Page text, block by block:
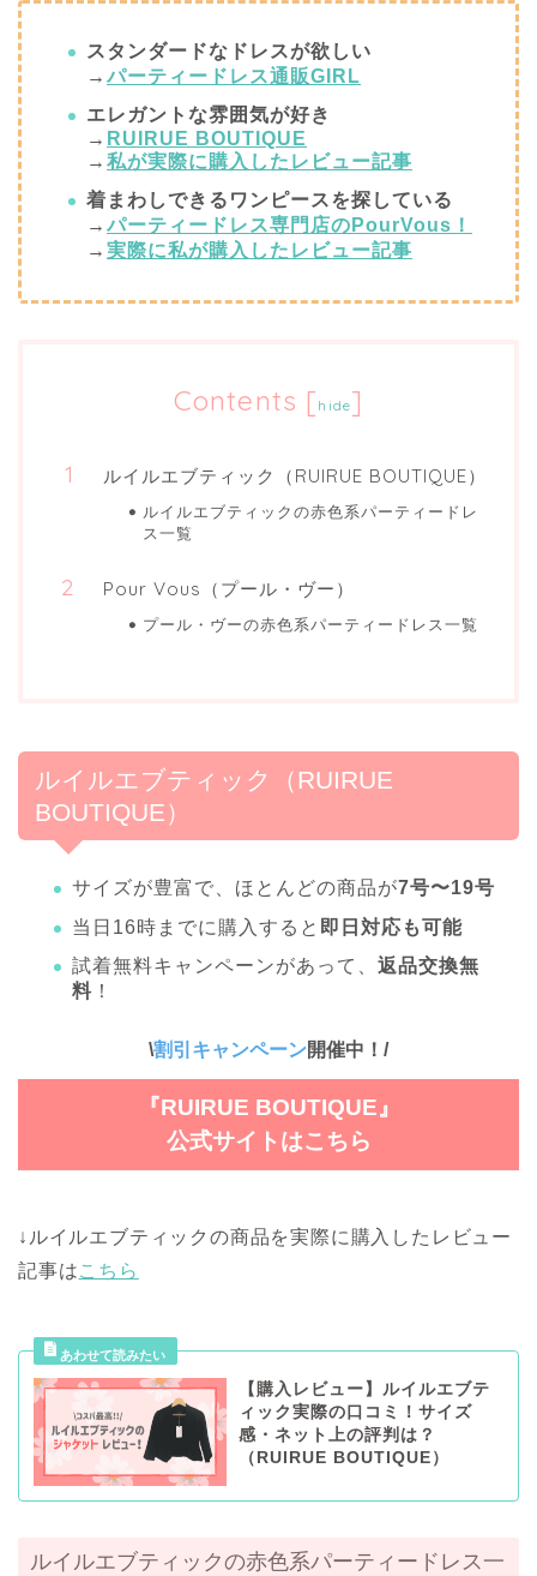
スタンダードなドレスが欲しい
→ パーティードレス通販GIRL
エレガントな雰囲気が好き
→ RUIRUE BOUTIQUE
→ 私が実際に購入したレビュー記事
着まわしできるワンピースを探している
→ パーティードレス専門店の PourVous ！
→ 実際に私が購入したレビュー記事
Contents [ hide]
ルイルエブティック（RUIRUE BOUTIQUE）
ルイルエブティックの赤色系パーティードレ
ス一覧
Pour Vous（プール・ヴー）
プール・ヴーの赤色系パーティードレス一覧
ルイルエブティック（RUIRUE
BOUTIQUE）
サイズが豊富で、ほとんどの商品が7号〜19号
当日16時までに購入すると 即日対応も可能
試着無料キャンペーンがあって、 返品交換無
料 ！
\割引キャンペーン開催中 ！ /
『RUIRUE BOUTIQUE』
公式サイトはこちら
↓ルイルエブティックの商品を実際に購入したレビュー
記事はこちら
【購入レビュー】ルイルエブテ
ィック実際の口コミ！サイズ
感・ネット上の評判は？
（RUIRUE BOUTIQUE）
ルイルエブティックの赤色系パーティードレス一